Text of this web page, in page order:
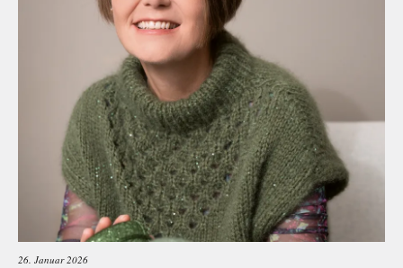
26. Januar 2026